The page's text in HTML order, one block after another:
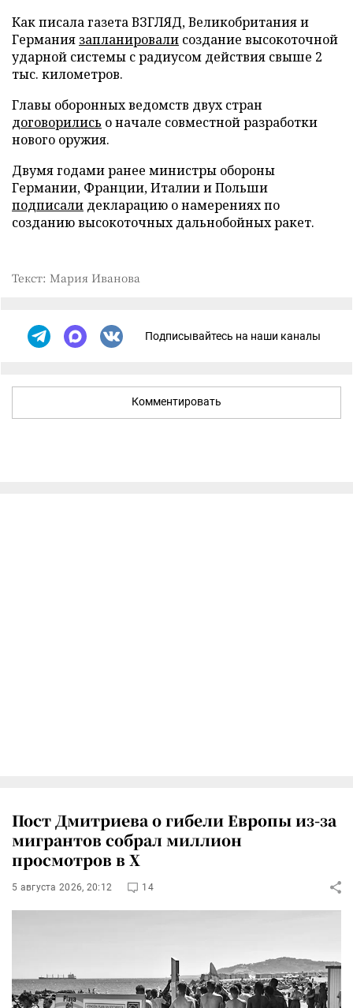
Как писала газета ВЗГЛЯД, Великобритания и
Германия запланировали создание высокоточной
ударной системы с радиусом действия свыше 2
тыс. километров.
Главы оборонных ведомств двух стран
договорились о начале совместной разработки
нового оружия.
Двумя годами ранее министры обороны
Германии, Франции, Италии и Польши
подписали декларацию о намерениях по
созданию высокоточных дальнобойных ракет.
Текст: Мария Иванова
Подписывайтесь на наши каналы
Комментировать
Пост Дмитриева о гибели Европы из-за
мигрантов собрал миллион
просмотров в X
5 августа 2026, 20:12 14